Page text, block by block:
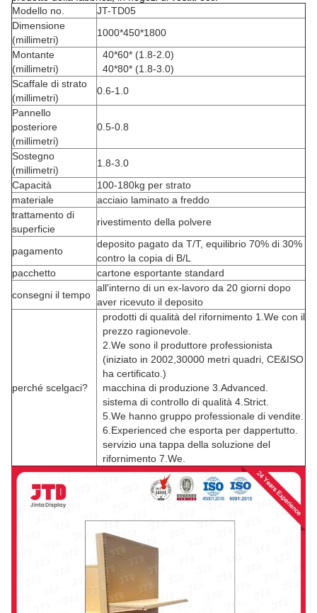
Modello no.
JT-TD05
Dimensione
(millimetri)
1000*450*1800
Montante
(millimetri)
40*60* (1.8-2.0)
40*80* (1.8-3.0)
Scaffale di strato
(millimetri)
0.6-1.0
Pannello
posteriore
(millimetri)
0.5-0.8
Sostegno
(millimetri)
1.8-3.0
Capacità
100-180kg per strato
materiale
acciaio laminato a freddo
trattamento di
superficie
rivestimento della polvere
pagamento
deposito pagato da T/T, equilibrio 70% di 30%
contro la copia di B/L
pacchetto
cartone esportante standard
consegni il tempo
all'interno di un ex-lavoro da 20 giorni dopo
aver ricevuto il deposito
perché scelgaci?
prodotti di qualità del rifornimento 1.We con il
prezzo ragionevole.
2.We sono il produttore professionista
(iniziato in 2002,30000 metri quadri, CE&ISO
ha certificato.)
macchina di produzione 3.Advanced.
sistema di controllo di qualità 4.Strict.
5.We hanno gruppo professionale di vendite.
6.Experienced che esporta per dappertutto.
servizio una tappa della soluzione del
rifornimento 7.We.